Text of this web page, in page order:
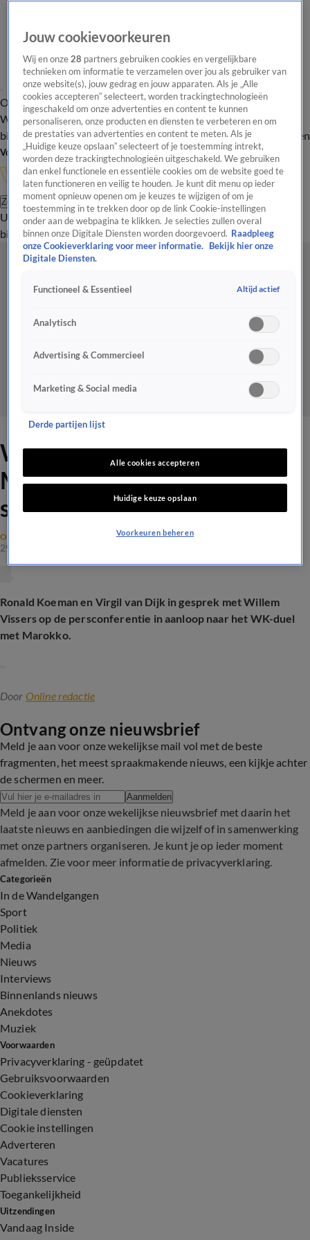
Overzicht Onze programma's Uitzendingen Onze gezichten
In de
WandelgangenInterviewsUitzending
bijwonenPodcastShopVeelgestelde vragenKijkersvraag insturen
Volg Vandaag Inside
Zoeken
UitzendingenVandaag InsideDe OranjezomerShopUitzending
bijwonen
Wat als Nederland -
Marokko uitdraait op
strafschoppen?
ORANJE
29 juni 2026, 08:40
Ronald Koeman en Virgil van Dijk in gesprek met Willem
Vissers op de persconferentie in aanloop naar het WK-duel
met Marokko.
Door Online redactie
Ontvang onze nieuwsbrief
Meld je aan voor onze wekelijkse mail vol met de beste
fragmenten, het meest spraakmakende nieuws, een kijkje achter
de schermen en meer.
Aanmelden
Meld je aan voor onze wekelijkse nieuwsbrief met daarin het
laatste nieuws en aanbiedingen die wijzelf of in samenwerking
met onze partners organiseren. Je kunt je op ieder moment
afmelden. Zie voor meer informatie de privacyverklaring.
Categorieën
In de Wandelgangen
Sport
Politiek
Media
Nieuws
Interviews
Binnenlands nieuws
Anekdotes
Muziek
Voorwaarden
Privacyverklaring - geüpdatet
Gebruiksvoorwaarden
Cookieverklaring
Digitale diensten
Cookie instellingen
Adverteren
Vacatures
Publieksservice
Toegankelijkheid
Uitzendingen
Vandaag Inside
Jouw cookievoorkeuren
Wij en onze28 partners gebruiken cookies en vergelijkbare
technieken om informatie te verzamelen over jou als gebruiker van
onze website(s), jouw gedrag en jouw apparaten. Als je „Alle
cookies accepteren” selecteert, worden trackingtechnologieën
ingeschakeld om onze advertenties en content te kunnen
personaliseren, onze producten en diensten te verbeteren en om
de prestaties van advertenties en content te meten. Als je
„Huidige keuze opslaan” selecteert of je toestemming intrekt,
worden deze trackingtechnologieën uitgeschakeld. We gebruiken
dan enkel functionele en essentiële cookies om de website goed te
laten functioneren en veilig te houden. Je kunt dit menu op ieder
moment opnieuw openen om je keuzes te wijzigen of om je
toestemming in te trekken door op de link Cookie-instellingen
onder aan de webpagina te klikken. Je selecties zullen overal
binnen onze Digitale Diensten worden doorgevoerd. Raadpleeg
onze Cookieverklaring voor meer informatie.
Bekijk hier onze
Digitale Diensten.
Functioneel & Essentieel Altijd actief
Analytisch
Advertising & Commercieel
Marketing & Social media
Derde partijen lijst
Alle cookies accepteren
Huidige keuze opslaan
Voorkeuren beheren